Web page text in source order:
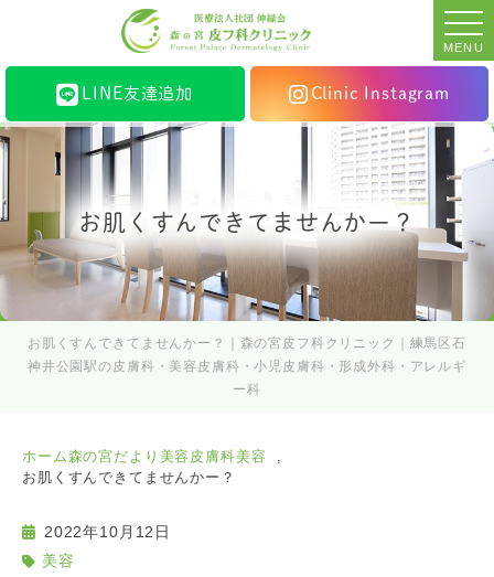
MENU
LINE友達追加 Clinic Instagram
お肌くすんできてませんかー？
お肌くすんできてませんかー？｜森の宮皮フ科クリニック｜練馬区石
神井公園駅の皮膚科・美容皮膚科・小児皮膚科・形成外科・アレルギ
ー科
ホーム森の宮だより 美容皮膚科美容
お肌くすんできてませんかー？
2022年10月12日
美容